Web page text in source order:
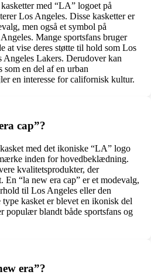
med “LA” logoet på
Los Angeles. Disse kasketter er
men også et symbol på
Mange sportsfans bruger
at vise deres støtte til hold som Los
Lakers. Derudover kan
som en del af en urban
en interesse for californisk kultur.
cap”?
med det ikoniske “LA” logo
inden for hovedbeklædning.
kvalitetsprodukter, der
“la new era cap” er et modevalg,
til Los Angeles eller den
kasket er blevet en ikonisk del
populær blandt både sportsfans og
era”?